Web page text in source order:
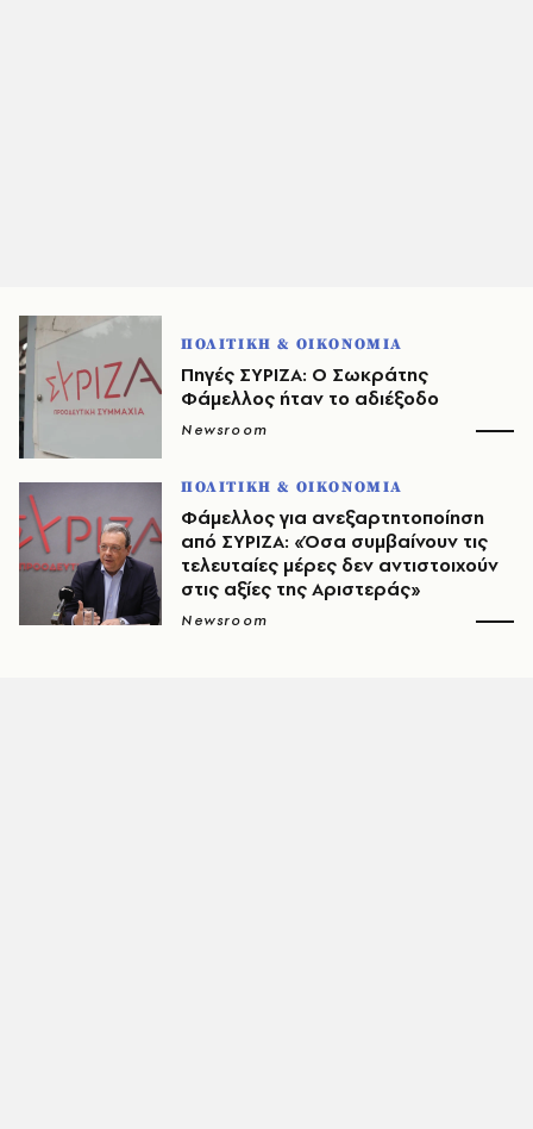
ΠΟΛΙΤΙΚΗ & ΟΙΚΟΝΟΜΙΑ
Πηγές ΣΥΡΙΖΑ: Ο Σωκράτης
Φάμελλος ήταν το αδιέξοδο
Newsroom
ΠΟΛΙΤΙΚΗ & ΟΙΚΟΝΟΜΙΑ
Φάμελλος για ανεξαρτητοποίηση
από ΣΥΡΙΖΑ: «Όσα συμβαίνουν τις
τελευταίες μέρες δεν αντιστοιχούν
στις αξίες της Αριστεράς»
Newsroom